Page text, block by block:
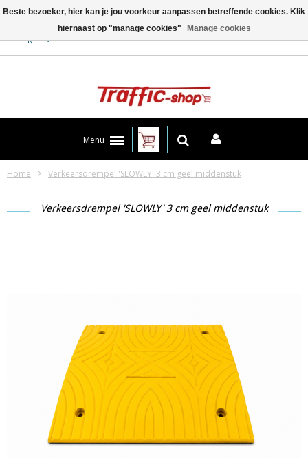
NL
Menu
Home Verkeersdrempel 'SLOWLY' 3 cm geel middenstuk
Verkeersdrempel 'SLOWLY' 3 cm geel middenstuk
Beste bezoeker, hier kan je jou voorkeur aanpassen betreffende cookies. Klik
hiernaast op "manage cookies"
Manage cookies